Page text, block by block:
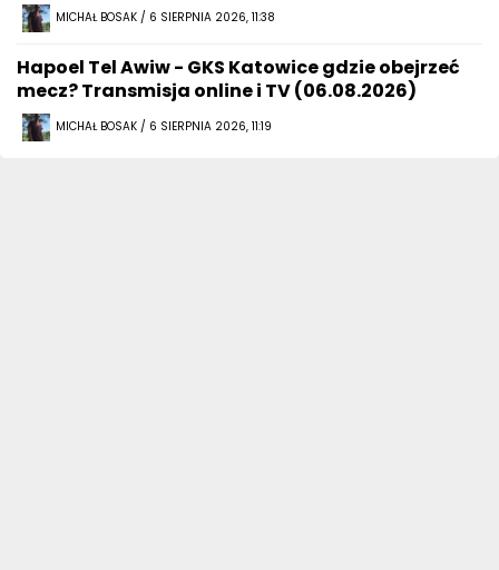
MICHAŁ BOSAK / 6 SIERPNIA 2026, 11:38
Hapoel Tel Awiw - GKS Katowice gdzie obejrzeć
mecz? Transmisja online i TV (06.08.2026)
MICHAŁ BOSAK / 6 SIERPNIA 2026, 11:19